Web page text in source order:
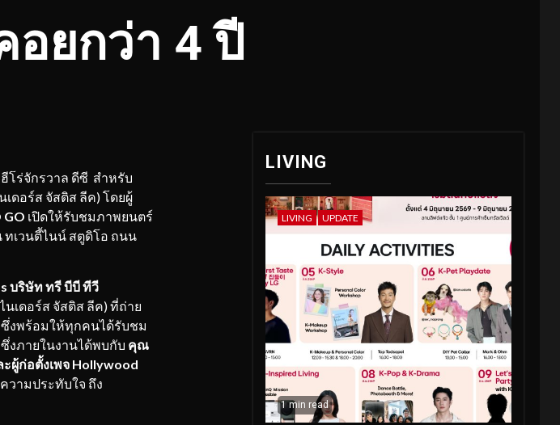
ยกว่า 4 ปี
โร่จักรวาล ดีซี สำหรับ
เดอร์ส จัสติส ลีค) โดยผู้
GO เปิดให้รับชมภาพยนตร์
ทเวนตี้ไนน์ สตูดิโอ ถนน
บริษัท ทรี บีบี ทีวี
นเดอร์ส จัสติส ลีค) ที่ถ่าย
ซึ่งพร้อมให้ทุกคนได้รับชม
งภายในงานได้พบกับ คุณ
ผู้ก่อตั้งเพจ Hollywood
วามประทับใจ ถึง
LIVING
LIVING UPDATE
1 min read